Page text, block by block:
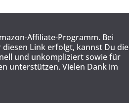
Affiliate-Programm. Bei
Link erfolgt, kannst Du die
und unkompliziert sowie für
unterstützen. Vielen Dank im